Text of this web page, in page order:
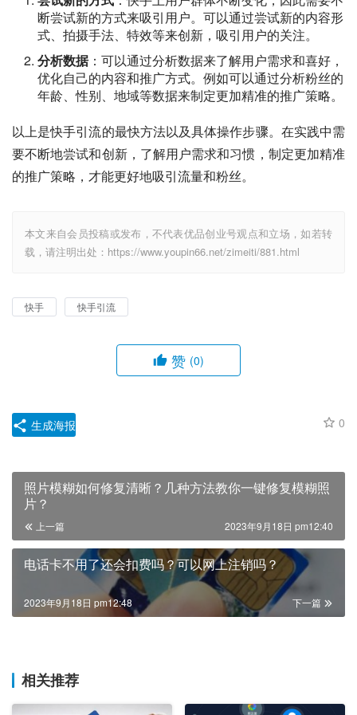
断尝试新的方式来吸引用户。可以通过尝试新的内容形
式、拍摄手法、特效等来创新，吸引用户的关注。
分析数据：可以通过分析数据来了解用户需求和喜好，
优化自己的内容和推广方式。例如可以通过分析粉丝的
年龄、性别、地域等数据来制定更加精准的推广策略。
以上是快手引流的最快方法以及具体操作步骤。在实践中需
要不断地尝试和创新，了解用户需求和习惯，制定更加精准
的推广策略，才能更好地吸引流量和粉丝。
本文来自会员投稿或发布，不代表优品创业号观点和立场，如若转
载，请注明出处：https://www.youpin66.net/zimeiti/881.html
快手 快手引流
赞 (0)
0
生成海报
照片模糊如何修复清晰？几种方法教你一键修复模糊照
片？
上一篇 2023年9月18日 pm12:40
电话卡不用了还会扣费吗？可以网上注销吗？
下一篇
2023年9月18日 pm12:48
相关推荐